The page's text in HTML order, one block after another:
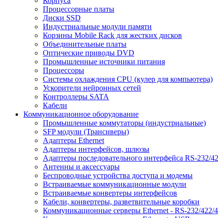
Процессорные платы
Диски SSD
Индустриальные модули памяти
Корзины Mobile Rack для жестких дисков
Объединительные платы
Оптические приводы DVD
Промышленные источники питания
Процессоры
Системы охлаждения CPU (кулер для компьютера)
Ускорители нейронных сетей
Контроллеры SATA
Кабели
Коммуникационное оборудование
Промышленные коммутаторы (индустриальные)
SFP модули (Трансиверы)
Адаптеры Ethernet
Адаптеры интерфейсов, шлюзы
Адаптеры последовательного интерфейса RS-232/
Антенны и аксессуары
Беспроводные устройства доступа и модемы
Встраиваемые коммуникационные модули
Встраиваемые конвертеры интерфейсов
Кабели, конвертеры, разветвительные коробки
Коммуникационные серверы Ethernet - RS-232/422/